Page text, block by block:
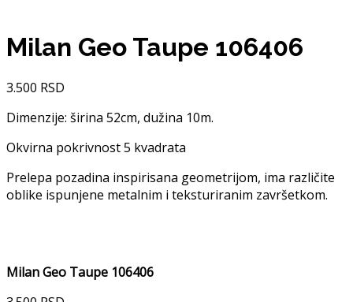
Milan Geo Taupe 106406
3.500 RSD
Dimenzije: širina 52cm, dužina 10m.
Okvirna pokrivnost 5 kvadrata
Prelepa pozadina inspirisana geometrijom, ima različite
oblike ispunjene metalnim i teksturiranim završetkom.
Milan Geo Taupe 106406